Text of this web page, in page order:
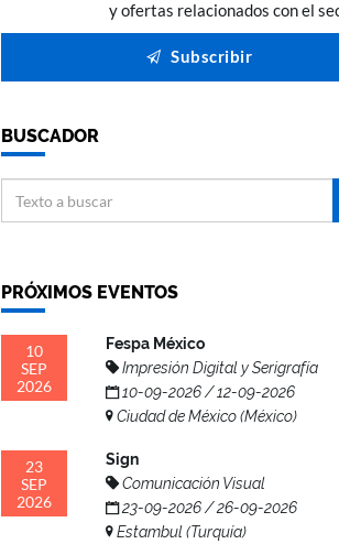
y ofertas relacionados con el
Subscribir
BUSCADOR
PRÓXIMOS EVENTOS
10
SEP
2026
Fespa México
Impresión Digital y Serigrafía
10-09-2026 / 12-09-2026
Ciudad de México (México)
23
SEP
2026
Sign
Comunicación Visual
23-09-2026 / 26-09-2026
Estambul (Turquía)